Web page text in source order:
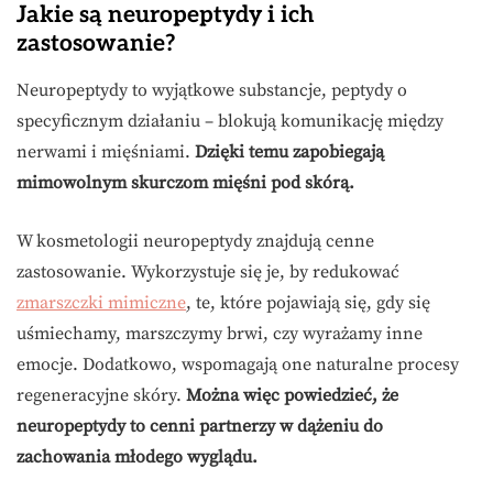
Jakie są neuropeptydy i ich
zastosowanie?
Neuropeptydy to wyjątkowe substancje, peptydy o
specyficznym działaniu – blokują komunikację między
nerwami i mięśniami. Dzięki temu zapobiegają
mimowolnym skurczom mięśni pod skórą.
W kosmetologii neuropeptydy znajdują cenne
zastosowanie. Wykorzystuje się je, by redukować
zmarszczki mimiczne, te, które pojawiają się, gdy się
uśmiechamy, marszczymy brwi, czy wyrażamy inne
emocje. Dodatkowo, wspomagają one naturalne procesy
regeneracyjne skóry. Można więc powiedzieć, że
neuropeptydy to cenni partnerzy w dążeniu do
zachowania młodego wyglądu.